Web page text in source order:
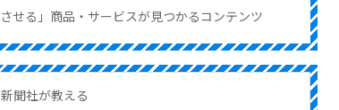
させる」商品・サービスが見つかるコンテンツ
新聞社が教える